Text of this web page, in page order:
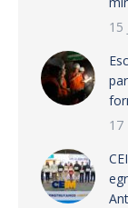
15
17